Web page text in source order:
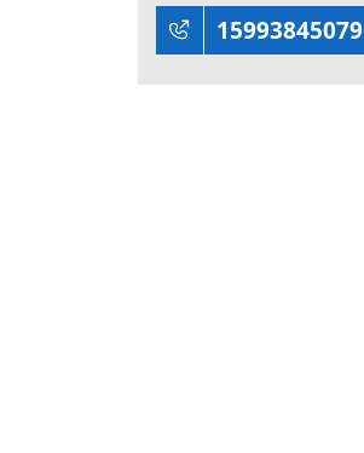
 15993845079